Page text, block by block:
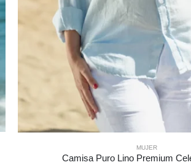
MUJER
Camisa Puro Lino Premium